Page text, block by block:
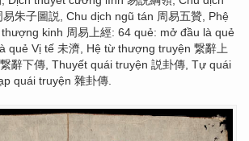
朱子圖説, Chu dịch ngũ tán 周易五贊, Phệ
kinh 周易上經: 64 quẻ: mở đầu là quẻ
quẻ Vị tế 未濟, Hệ từ thượng truyện 繋辭上
辭下傳, Thuyết quái truyện 説卦傳, Tự quái
quái truyện 雜卦傳.